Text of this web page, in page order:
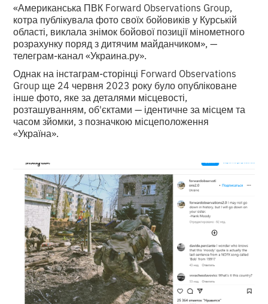
«Американська ПВК Forward Observations Group,
котра публікувала фото своїх бойовиків у Курській
області, виклала знімок бойової позиції мінометного
розрахунку поряд з дитячим майданчиком», —
телеграм-канал «Украина.ру».
Однак на інстаграм-сторінці Forward Observations
Group ще 24 червня 2023 року було опубліковане
інше фото, яке за деталями місцевості,
розташуванням, об'єктами — ідентичне за місцем та
часом зйомки, з позначкою місцеположення
«Україна».